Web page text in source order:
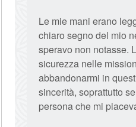
Le mie mani erano
chiaro segno del mio
speravo non notasse.
sicurezza nelle
abbandonarmi in
sincerità, soprattutto
persona che mi